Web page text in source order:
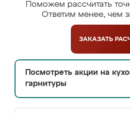
Поможем рассчитать
Ответим менее, чем
ЗАКАЗАТЬ
Посмотреть акции на
гарнитуры